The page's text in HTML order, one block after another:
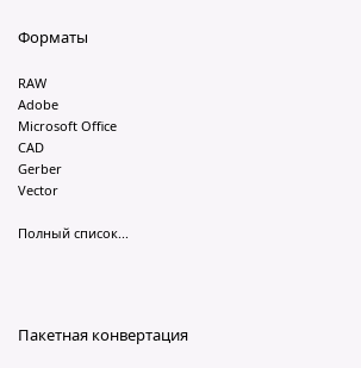
Форматы
RAW
Adobe
Microsoft Office
CAD
Gerber
Vector
Полный список...
Пакетная конвертация